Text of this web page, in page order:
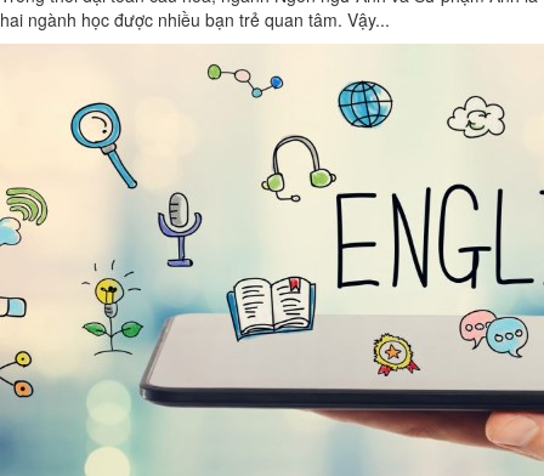
hai ngành học được nhiều bạn trẻ quan tâm. Vậy...